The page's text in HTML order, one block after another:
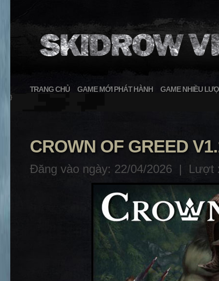
TRANG CHỦ GAME MỚI PHÁT HÀNH GAME NHIỀU
}
CROWN OF GREED
Đăng vào ngày: 22/04/2026 | Lượt